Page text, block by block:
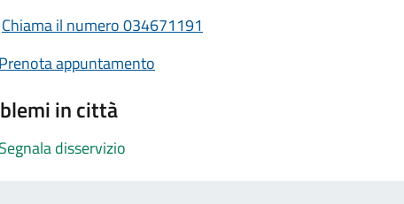
Chiama il numero 034671191
Prenota appuntamento
in città
Segnala disservizio